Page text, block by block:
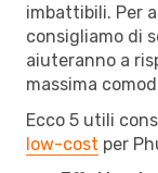
imbattibili. Per
consigliamo di
aiuteranno a
massima
Ecco 5 utili
low-cost per